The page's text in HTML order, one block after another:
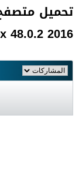
تحميل
2016 48.0.2 Mozilla Firefox